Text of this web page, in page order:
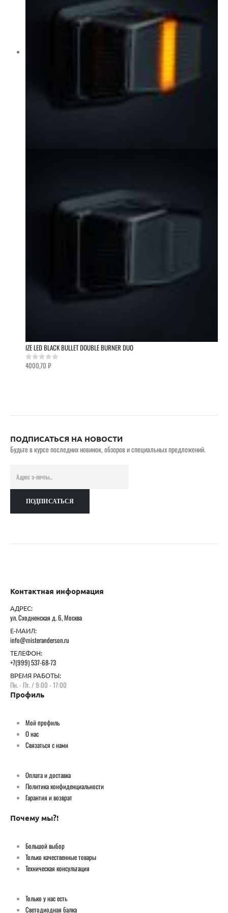
IZE LED BLACK BULLET DOUBLE BURNER DUO
0out of 5
4000,70 ₽
ПОДПИСАТЬСЯ НА НОВОСТИ
Будьте в курсе последних новинок, обзоров и специальных предложений.
Контактная информация
АДРЕС:
ул. Сходненская д. 6, Москва
Е-МАИЛ:
info@misteranderson.ru
ТЕЛЕФОН:
+7(999) 537-68-73
ВРЕМЯ РАБОТЫ:
Пн. - Пт. / 9:00 - 17:00
Профиль
Мой профиль
О нас
Связаться с нами
Оплата и доставка
Политика конфиденциальности
Гарантия и возврат
Почему мы?!
Большой выбор
Только качественные товары
Техническая консультация
Только у нас есть
Светодиодная балка